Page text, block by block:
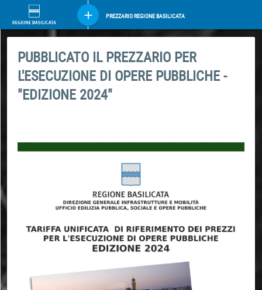
PREZZARIO REGIONE BASILICATA
PUBBLICATO IL PREZZARIO PER
L'ESECUZIONE DI OPERE PUBBLICHE -
"EDIZIONE 2024"